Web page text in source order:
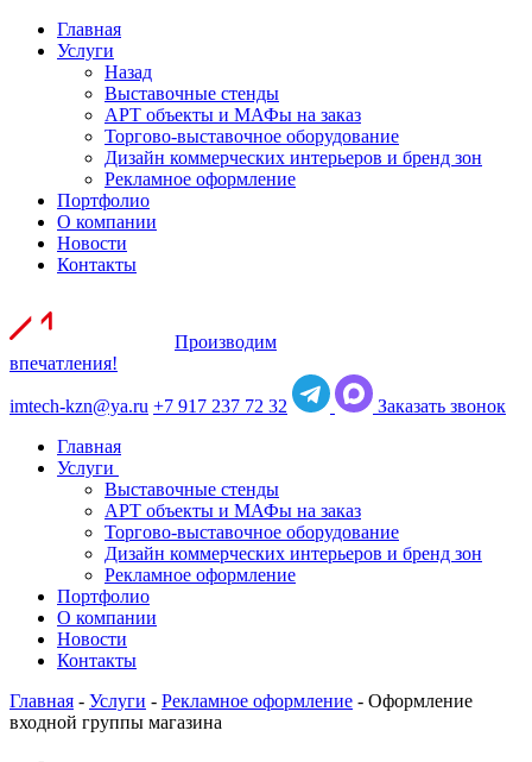
Главная
Услуги
Назад
Выставочные стенды
АРТ объекты и МАФы на заказ
Торгово-выставочное оборудование
Дизайн коммерческих интерьеров и бренд зон
Рекламное оформление
Портфолио
О компании
Новости
Контакты
Производим
впечатления!
imtech-kzn@ya.ru +7 917 237 72 32
Заказать звонок
Главная
Услуги
Выставочные стенды
АРТ объекты и МАФы на заказ
Торгово-выставочное оборудование
Дизайн коммерческих интерьеров и бренд зон
Рекламное оформление
Портфолио
О компании
Новости
Контакты
Главная - Услуги - Рекламное оформление - Оформление
входной группы магазина